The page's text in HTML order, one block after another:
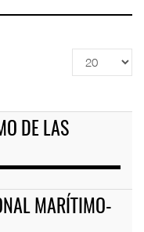
Cantidad
a
DE LAS
MARÍTIMO-